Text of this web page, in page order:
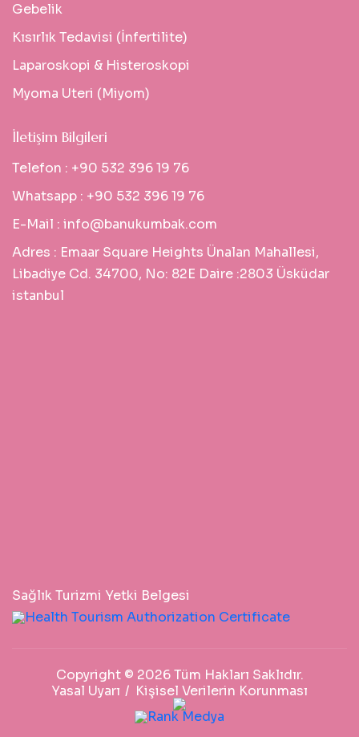
Gebelik
Kısırlık Tedavisi (İnfertilite)
Laparoskopi & Histeroskopi
Myoma Uteri (Miyom)
İletişim Bilgileri
Telefon : +90 532 396 19 76
Whatsapp : +90 532 396 19 76
E-Mail : info@banukumbak.com
Adres : Emaar Square Heights Ünalan Mahallesi,
Libadiye Cd. 34700, No: 82E Daire :2803 Üsküdar
istanbul
Sağlık Turizmi Yetki Belgesi
Copyright © 2026 Tüm Hakları Saklıdır.
Yasal Uyarı
Kişisel Verilerin Korunması